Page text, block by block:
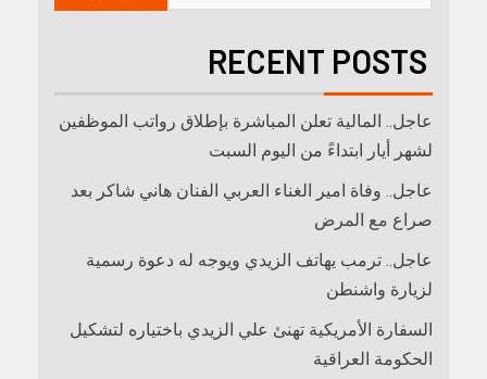
RECENT POSTS
عاجل.. المالية تعلن المباشرة بإطلاق رواتب ‏الموظفين
لشهر أيار ابتداءً من اليوم السبت
عاجل.. وفاة امير الغناء العربي الفنان هاني شاكر بعد
صراع مع المرض
عاجل.. ترمب يهاتف الزيدي ويوجه له دعوة رسمية
لزيارة واشنطن
السفارة الأمريكية تهنئ علي الزيدي باختياره لتشكيل
الحكومة العراقية